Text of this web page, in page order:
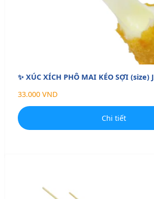
✨ XÚC XÍCH PHÔ MAI KÉO SỢI (size)
33.000 VND
Chi tiết